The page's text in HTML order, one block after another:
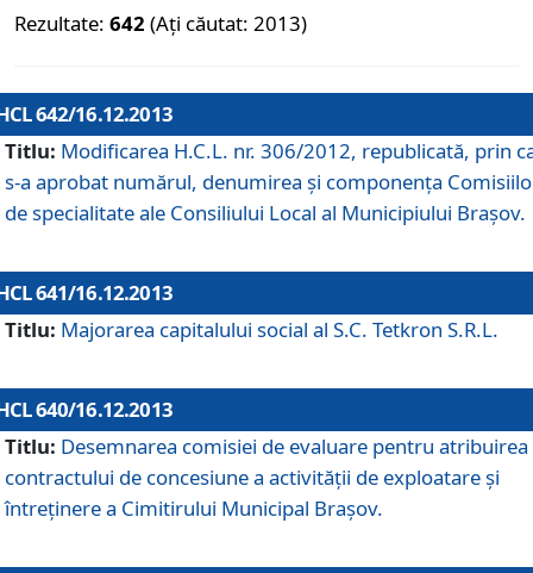
Rezultate: 642 (Ați căutat: 2013)
642/16.12.2013
Titlu: Modificarea H.C.L. nr. 306/2012, republicată, prin
s-a aprobat numărul, denumirea şi componenţa
de specialitate ale Consiliului Local al Municipiului Braşov.
641/16.12.2013
Titlu: Majorarea capitalului social al S.C. Tetkron S.R.L.
640/16.12.2013
Titlu: Desemnarea comisiei de evaluare pentru atribuirea
contractului de concesiune a activităţii de exploatare şi
întreţinere a Cimitirului Municipal Braşov.